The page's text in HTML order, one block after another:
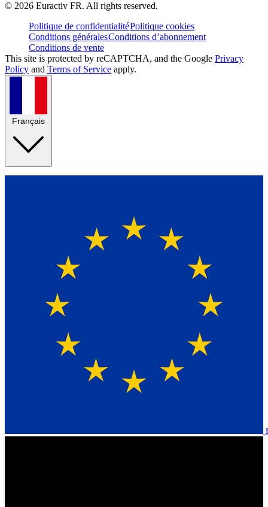
© 2026 Euractiv FR. All rights reserved.
Politique de confidentialitéPolitique cookies
Conditions généralesConditions d’abonnement
Conditions de vente
This site is protected by reCAPTCHA, and the Google Privacy
Policy and Terms of Service apply.
Français